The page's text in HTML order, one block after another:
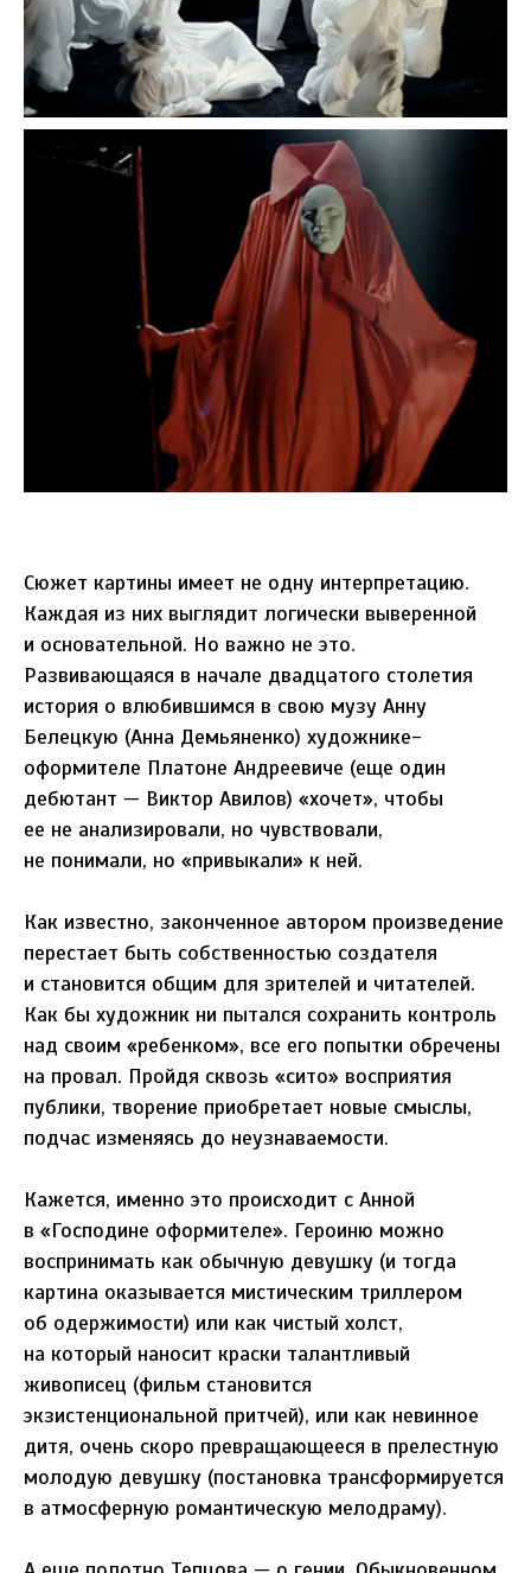
Сюжет картины имеет не одну интерпретацию.
Каждая из них выглядит логически выверенной
и основательной. Но важно не это.
Развивающаяся в начале двадцатого столетия
история о влюбившимся в свою музу Анну
Белецкую (Анна Демьяненко) художнике-
оформителе Платоне Андреевиче (еще один
дебютант — Виктор Авилов) «хочет», чтобы
ее не анализировали, но чувствовали,
не понимали, но «привыкали» к ней.
Как известно, законченное автором произведение
перестает быть собственностью создателя
и становится общим для зрителей и читателей.
Как бы художник ни пытался сохранить контроль
над своим «ребенком», все его попытки обречены
на провал. Пройдя сквозь «сито» восприятия
публики, творение приобретает новые смыслы,
подчас изменяясь до неузнаваемости.
Кажется, именно это происходит с Анной
в «Господине оформителе». Героиню можно
воспринимать как обычную девушку (и тогда
картина оказывается мистическим триллером
об одержимости) или как чистый холст,
на который наносит краски талантливый
живописец (фильм становится
экзистенциональной притчей), или как невинное
дитя, очень скоро превращающееся в прелестную
молодую девушку (постановка трансформируется
в атмосферную романтическую мелодраму).